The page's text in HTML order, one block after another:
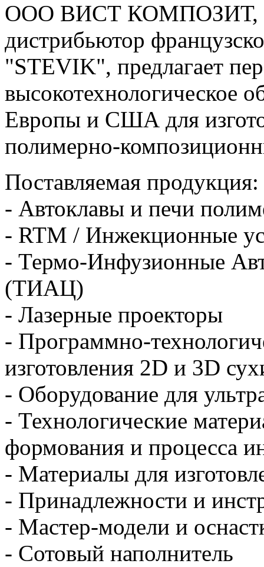
ООО ВИСТ КОМПОЗИТ,
дистрибьютор
"STEVIK", предлагает
высокотехнологическое
Европы и США для
полимерно-
Поставляемая продукция:
- Автоклавы и печи
- RTM / Инжекционные
- Термо-Инфузионные
(ТИАЦ)
- Лазерные проекторы
- Программно-
изготовления 2D и 3D
- Оборудование для
- Технологические
формования и процесса
- Материалы для
- Принадлежности и
- Мастер-модели и
- Сотовый наполнитель